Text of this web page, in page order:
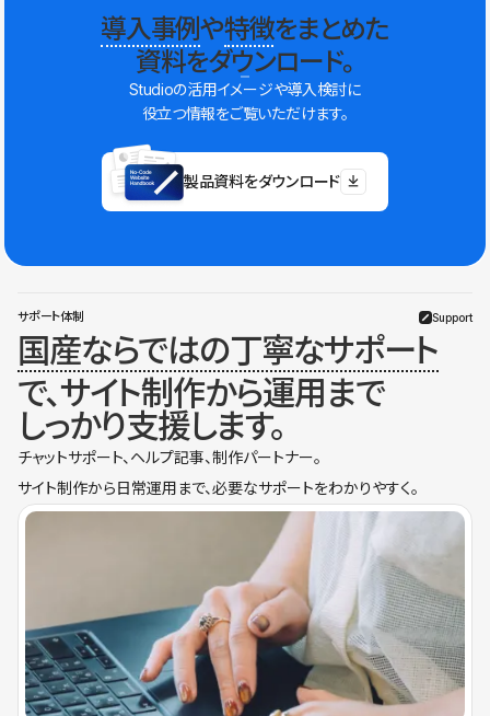
導入事例や特徴をまとめた
資料をダウンロード。
Studioの活用イメージや導入検討に
役立つ情報をご覧いただけます。
製品資料をダウンロード
サポート体制 Support
国産ならではの丁寧なサポート
で、サイト制作から運用まで
しっかり支援します。
チャットサポート、ヘルプ記事、制作パートナー。
サイト制作から日常運用まで、必要なサポートをわかりやすく。